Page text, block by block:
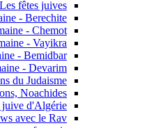
Les fêtes juives
- Berechite
- Chemot
- Vayikra
- Bemidbar
- Devarim
du Judaisme
Noachides
juive d'Algérie
avec le Rav